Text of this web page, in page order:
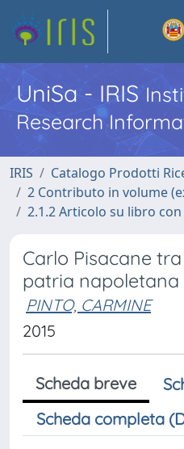
UniSa - IRIS
Research
IRIS
Catalogo Prodotti
2 Contributo in volume
2.1.2 Articolo su libro con
Carlo Pisacane
patria napoletana
PINTO, CARMINE
2015
Scheda breve
Scheda completa